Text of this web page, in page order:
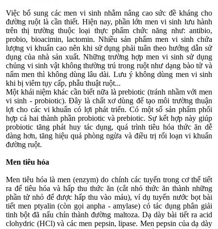
Việc bổ sung các men vi sinh nhằm nâng cao sức đề kháng cho
đường ruột là cần thiết. Hiện nay, phần lớn men vi sinh lưu hành
trên thị trường thuộc loại thực phẩm chức năng như: antibio,
probio, bioacimin, lactomin. Nhiều sản phẩm men vi sinh chứa
lượng vi khuẩn cao nên khi sử dụng phải tuân theo hướng dẫn sử
dụng của nhà sản xuất. Những trường hợp men vi sinh sử dụng
chủng vi sinh vật không thường trú trong ruột như dạng bào tử và
nấm men thì không dùng lâu dài. Lưu ý không dùng men vi sinh
khi bị viêm tụy cấp, phẫu thuật ruột...
Một khái niệm khác cần biết nữa là prebiotic (tránh nhầm với men
vi sinh - probiotic). Đây là chất xơ dùng để tạo môi trường thuận
lợi cho các vi khuẩn có lợi phát triển. Có một số sản phẩm phối
hợp cả hai thành phần probiotic và prebiotic. Sự kết hợp này giúp
probiotic tăng phát huy tác dụng, quá trình tiêu hóa thức ăn dễ
dàng hơn, tăng hiệu quả phòng ngừa và điều trị rối loạn vi khuẩn
đường ruột.
Men tiêu hóa
Men tiêu hóa là men (enzym) do chính các tuyến trong cơ thể tiết
ra để tiêu hóa và hấp thu thức ăn (cắt nhỏ thức ăn thành những
phần tử nhỏ để được hấp thu vào máu), ví dụ tuyến nước bọt bài
tiết men ptyalin (còn gọi anpha - amylase) có tác dụng phân giải
tinh bột đã nấu chín thành đường maltoza. Dạ dày bài tiết ra acid
clohydric (HCl) và các men pepsin, lipase. Men pepsin của dạ dày